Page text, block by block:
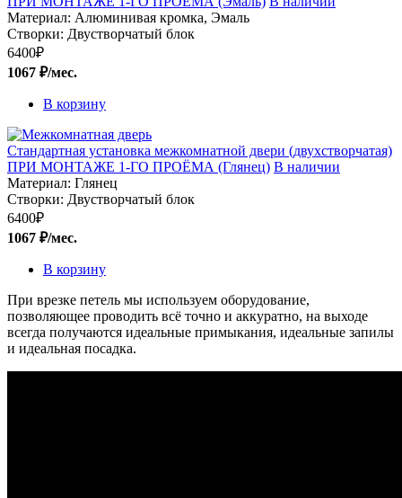
Материал: Алюминивая кромка, Эмаль
Створки: Двустворчатый блок
6400₽
1067 ₽/мес.
В корзину
Стандартная установка межкомнатной двери (двухстворчатая)
ПРИ МОНТАЖЕ 1-ГО ПРОЁМА (Глянец) В наличии
Материал: Глянец
Створки: Двустворчатый блок
6400₽
1067 ₽/мес.
В корзину
При врезке петель мы используем оборудование,
позволяющее проводить всё точно и аккуратно, на выходе
всегда получаются идеальные примыкания, идеальные запилы
и идеальная посадка.